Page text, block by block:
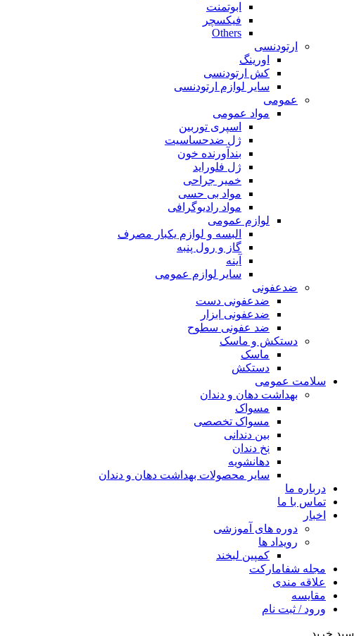
ابوتمنت
فیکسچر
Others
ارتودنسی
اورینگ
کش ارتودنسی
سایر لوازم ارتودنسی
عمومی
مواد عمومی
اسپری توربین
ژل ضدحساسیت
بندآورنده خون
ژل فلوراید
خمیر جراحی
مواد بی حسی
مواد رادیوگرافی
لوازم عمومی
البسه و لوازم یکبار مصرف
گاز و رول پنبه
آینه
سایر لوازم عمومی
ضدعفونی
ضدعفونی دست
ضدعفونی ابزار
ضد عفونی سطوح
دستکش و ماسک
ماسک
دستکش
سلامت عمومی
بهداشت دهان و دندان
مسواک
مسواک تخصصی
بین دندانی
نخ دندان
دهانشویه
سایر محصولات بهداشت دهان و دندان
درباره ما
تماس با ما
اخبار
دوره های آموزشی
رویداد ها
کمپین لبخند
مجله شفامارکت
علاقه مندی
مقایسه
ورود / ثبت نام
سبد خرید